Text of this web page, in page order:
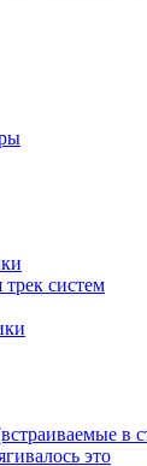
систем
в
это